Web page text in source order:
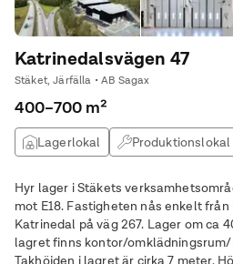
Katrinedalsvägen 47
Stäket, Järfälla • AB Sagax
400–700 m²
Lagerlokal Produktionslokal
Hyr lager i Stäkets
mot E18. Fastigheten nås enkelt från
Katrinedal på väg 267. Lager om ca
lagret finns kontor/
Takhöjden i lagret är cirka 7 meter.